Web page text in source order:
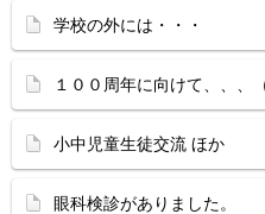
学校の外には・・・
１００周年に向けて、、、
小中児童生徒交流 ほか
眼科検診がありました。